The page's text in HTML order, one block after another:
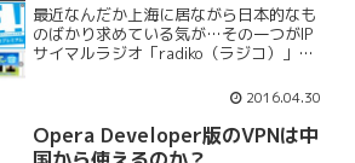
最近なんだか上海に居ながら日本的なも
のばかり求めている気が…その一つがIP
サイマルラジオ「radiko（ラジコ）」に
と上海から「radiko」を聴くことはでき
ません。そもそも「radiko」自体が日本
国...
2016.04.30
Opera Developer版のVPNは中